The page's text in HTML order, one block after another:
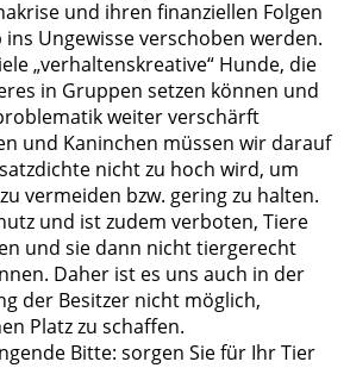
und ihren finanziellen Folgen
Ungewisse verschoben werden.
„verhaltenskreative“ Hunde, die
in Gruppen setzen können und
weiter verschärft
und Kaninchen müssen wir darauf
nicht zu hoch wird, um
vermeiden bzw. gering zu halten.
und ist zudem verboten, Tiere
und sie dann nicht tiergerecht
Daher ist es uns auch in der
der Besitzer nicht möglich,
Platz zu schaffen.
Bitte: sorgen Sie für Ihr Tier